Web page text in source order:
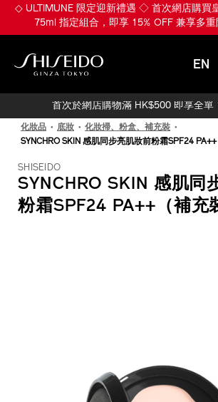
◇ ULTIMUNE 限定迎新禮遇 ◇ 首次網店購買
75ml 指定組合，即享 15% OFF 兼享多重
EN
首次於網店購物滿 HK$500 即享全單
化妝品 底妝
化妝掃、粉盒、補充裝
SYNCHRO SKIN 感肌同步亮肌妝前粉霜SPF24 PA++
SHISEIDO
SYNCHRO SKIN 感肌同
粉霜SPF24 PA++（補充